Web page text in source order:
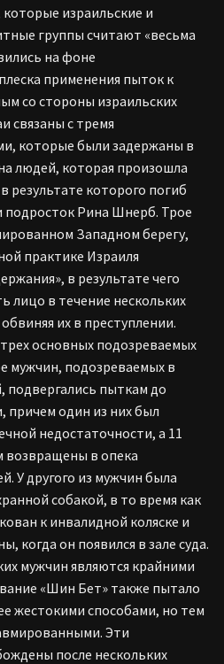
израильские и
группы считают «весьма
на фоне
применения пыток к
со стороны израильских
связаны с тремя
которые были задержаны в
людей, которая произошла
результате которого погиб
подросток Рина Шнерб. Трое
Западном берегу,
практике Израиля
в результате чего
лицо в течение нескольких
их в преступлении.
основных подозреваемых
мужчин, подозреваемых в
подвергались пыткам до
причем один из них был
недостаточности, а 11
возвращены в опека
У другого из мужчин была
собакой, в то время как
к инвалидной коляске и
когда он появился в зале суда.
мужчин являются крайними
«Шин Бет» также пытало
жестокими способами, но тем
Эти
после нескольких